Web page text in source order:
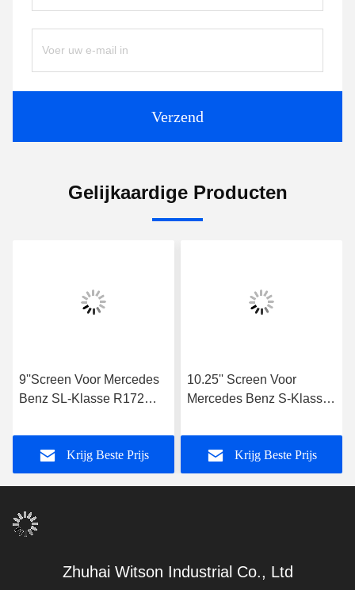
Verzend
Gelijkaardige Producten
9''Screen Voor Mercedes
Benz SL-Klasse R172
R172 2011-2015 NTG4.5
Android Multimedia Player
Krijg Beste Prijs
10.25'' Screen Voor
Mercedes Benz S-Klasse
NTG3.0/3.5 Android
Multimedia Player
Krijg Beste Prijs
Zhuhai Witson Industrial Co., Ltd